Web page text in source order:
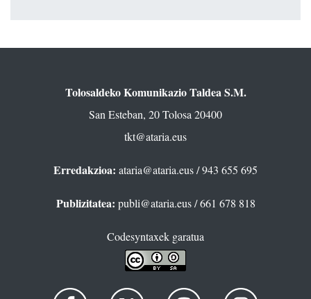
Tolosaldeko Komunikazio Taldea S.M.
San Esteban, 20 Tolosa 20400
tkt@ataria.eus
Erredakzioa: ataria@ataria.eus/ 943 655 695
Publizitatea: publi@ataria.eus/ 661 678 818
Codesyntaxek garatua